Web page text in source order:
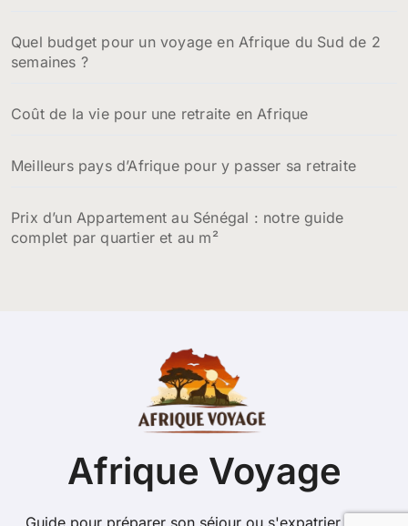
Quel budget pour un voyage en Afrique du Sud de 2
semaines ?
Coût de la vie pour une retraite en Afrique
Meilleurs pays d’Afrique pour y passer sa retraite
Prix d’un Appartement au Sénégal : notre guide
complet par quartier et au m²
Afrique Voyage